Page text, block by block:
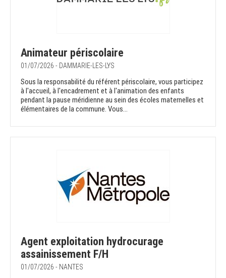
Animateur périscolaire
01/07/2026 - DAMMARIE-LES-LYS
Sous la responsabilité du référent périscolaire, vous participez
à l'accueil, à l'encadrement et à l'animation des enfants
pendant la pause méridienne au sein des écoles maternelles et
élémentaires de la commune. Vous...
Agent exploitation hydrocurage
assainissement F/H
01/07/2026 - NANTES